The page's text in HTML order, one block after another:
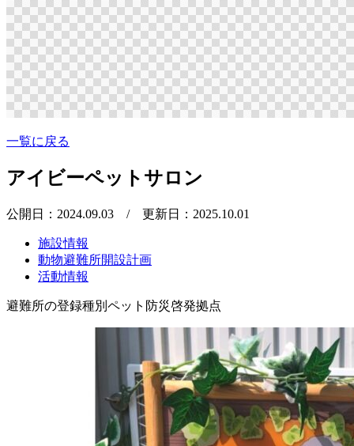
一覧に戻る
アイビーペットサロン
公開日：2024.09.03 / 更新日：2025.10.01
施設情報
動物避難所開設計画
活動情報
避難所の登録種別 ペット防災啓発拠点